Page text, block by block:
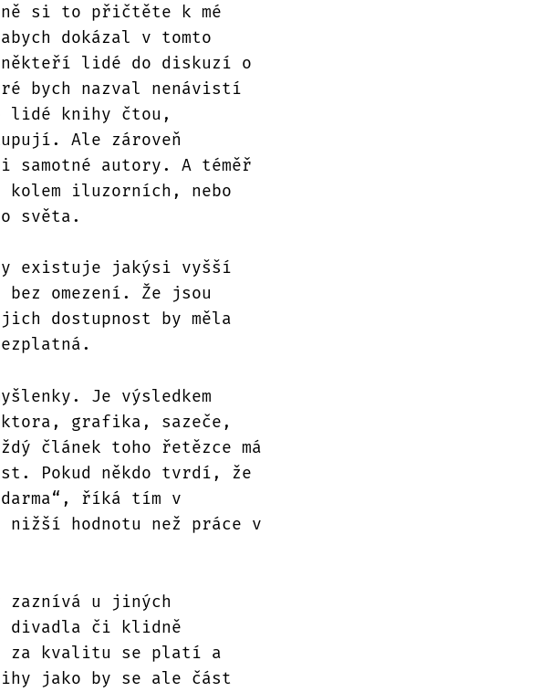
si to přičtěte k mé
dokázal v tomto
lidé do diskuzí o
bych nazval nenávistí
lidé knihy čtou,
Ale zároveň
samotné autory. A téměř
iluzorních, nebo
světa.
existuje jakýsi vyšší
omezení. Že jsou
dostupnost by měla
Je výsledkem
grafika, sazeče,
článek toho řetězce má
Pokud někdo tvrdí, že
říká tím v
hodnotu než práce v
zaznívá u jiných
divadla či klidně
za kvalitu se platí a
jako by se ale část